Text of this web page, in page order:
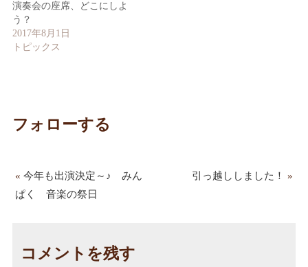
演奏会の座席、どこにしよ
う？
2017年8月1日
トピックス
フォローする
«今年も出演決定～♪ みん
ぱく 音楽の祭日
引っ越ししました！ »
コメントを残す